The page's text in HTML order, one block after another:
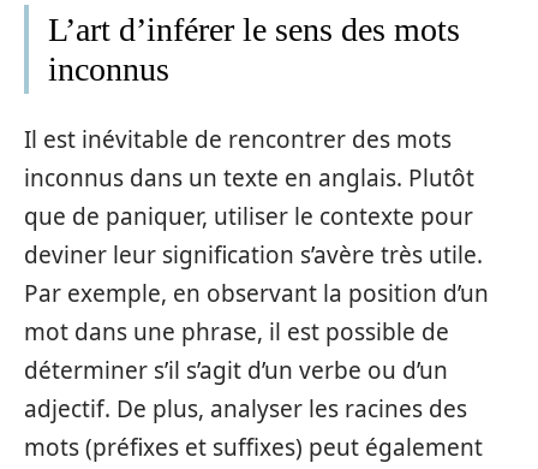
L’art d’inférer le sens des mots
inconnus
Il est inévitable de rencontrer des mots
inconnus dans un texte en anglais. Plutôt
que de paniquer, utiliser le contexte pour
deviner leur signification s’avère très utile.
Par exemple, en observant la position d’un
mot dans une phrase, il est possible de
déterminer s’il s’agit d’un verbe ou d’un
adjectif. De plus, analyser les racines des
mots (préfixes et suffixes) peut également